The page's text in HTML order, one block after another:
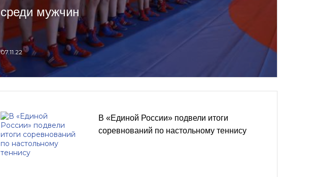
среди мужчин
07.11.22
В «Единой России» подвели итоги
соревнований по настольному теннису